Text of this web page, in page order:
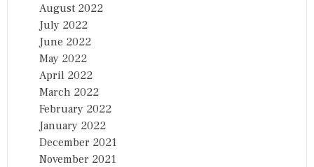
August 2022
July 2022
June 2022
May 2022
April 2022
March 2022
February 2022
January 2022
December 2021
November 2021